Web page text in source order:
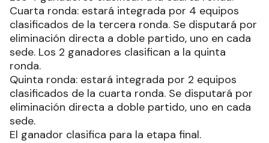
Cuarta ronda: estará integrada por 4 equipos
clasificados de la tercera ronda. Se disputará por
eliminación directa a doble partido, uno en cada
sede. Los 2 ganadores clasifican a la quinta
ronda.
Quinta ronda: estará integrada por 2 equipos
clasificados de la cuarta ronda. Se disputará por
eliminación directa a doble partido, uno en cada
sede.
El ganador clasifica para la etapa final.